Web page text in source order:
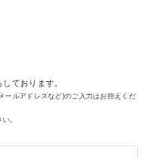
ております。
ールアドレスなど)のご入力はお控えくだ
。